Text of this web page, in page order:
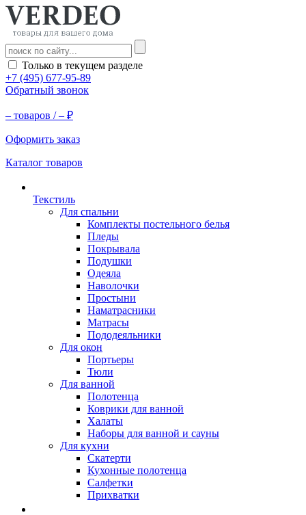
Только в текущем разделе
+7 (495) 677-95-89
Обратный звонок
– товаров /– ₽
Оформить заказ
Каталог товаров
Текстиль
Для спальни
Комплекты постельного белья
Пледы
Покрывала
Подушки
Одеяла
Наволочки
Простыни
Наматрасники
Матрасы
Пододеяльники
Для окон
Портьеры
Тюли
Для ванной
Полотенца
Коврики для ванной
Халаты
Наборы для ванной и сауны
Для кухни
Скатерти
Кухонные полотенца
Салфетки
Прихватки